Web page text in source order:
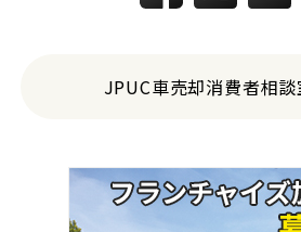
JPUC車売却消費者相談